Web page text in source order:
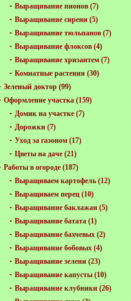
Выращивание пионов (7)
Выращивание сирени (5)
Выращивание тюльпанов (7)
Выращивание флоксов (4)
Выращивание хризантем (7)
Комнатные растения (30)
Зеленый доктор (99)
Оформление участка (159)
Домик на участке (7)
Дорожки (7)
Уход за газоном (17)
Цветы на даче (21)
Работы в огороде (187)
Выращиваем картофель (12)
Выращиваем перец (10)
Выращивание баклажан (5)
Выращивание батата (1)
Выращивание бахчевых (2)
Выращивание бобовых (4)
Выращивание зелени (23)
Выращивание капусты (10)
Выращивание клубники (26)